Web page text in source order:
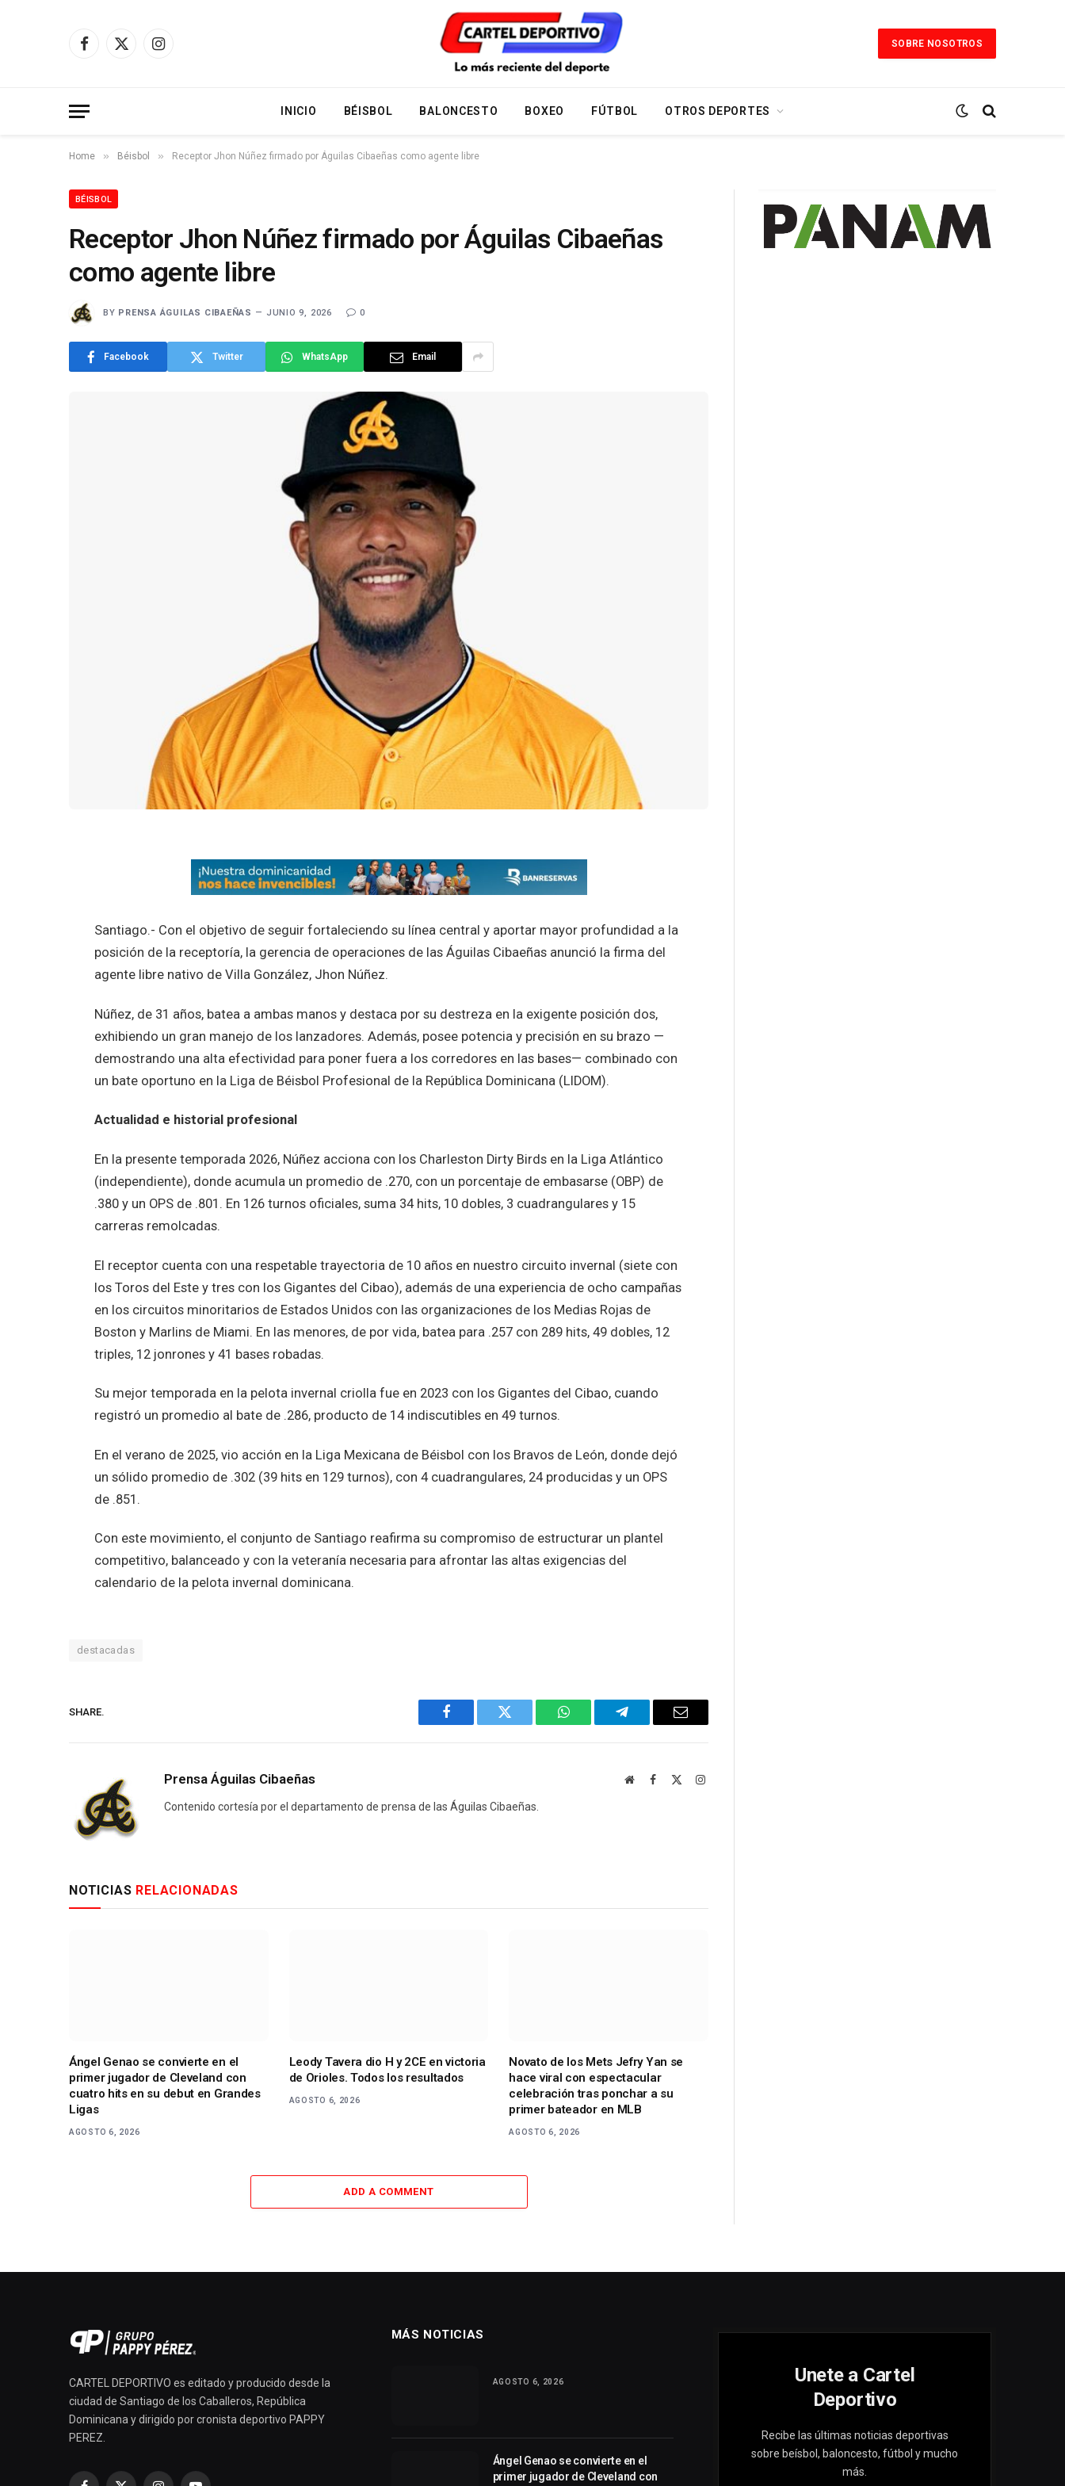
Facebook
X
Instagram
SOBRE NOSOTROS
INICIO BÉISBOL BALONCESTO BOXEO FÚTBOL OTROS DEPORTES
Home » Béisbol » Receptor Jhon Núñez firmado por Águilas Cibaeñas como agente libre
BÉISBOL
Receptor Jhon Núñez firmado por Águilas Cibaeñas
como agente libre
BY PRENSA ÁGUILAS CIBAEÑAS JUNIO 9, 2026 0
Facebook Twitter WhatsApp Email
Santiago.- Con el objetivo de seguir fortaleciendo su línea central y aportar mayor profundidad a la
posición de la receptoría, la gerencia de operaciones de las Águilas Cibaeñas anunció la firma del
agente libre nativo de Villa González, Jhon Núñez.
Núñez, de 31 años, batea a ambas manos y destaca por su destreza en la exigente posición dos,
exhibiendo un gran manejo de los lanzadores. Además, posee potencia y precisión en su brazo —
demostrando una alta efectividad para poner fuera a los corredores en las bases— combinado con
un bate oportuno en la Liga de Béisbol Profesional de la República Dominicana (LIDOM).
Actualidad e historial profesional
En la presente temporada 2026, Núñez acciona con los Charleston Dirty Birds en la Liga Atlántico
(independiente), donde acumula un promedio de .270, con un porcentaje de embasarse (OBP) de
.380 y un OPS de .801. En 126 turnos oficiales, suma 34 hits, 10 dobles, 3 cuadrangulares y 15
carreras remolcadas.
El receptor cuenta con una respetable trayectoria de 10 años en nuestro circuito invernal (siete con
los Toros del Este y tres con los Gigantes del Cibao), además de una experiencia de ocho campañas
en los circuitos minoritarios de Estados Unidos con las organizaciones de los Medias Rojas de
Boston y Marlins de Miami. En las menores, de por vida, batea para .257 con 289 hits, 49 dobles, 12
triples, 12 jonrones y 41 bases robadas.
Su mejor temporada en la pelota invernal criolla fue en 2023 con los Gigantes del Cibao, cuando
registró un promedio al bate de .286, producto de 14 indiscutibles en 49 turnos.
En el verano de 2025, vio acción en la Liga Mexicana de Béisbol con los Bravos de León, donde dejó
un sólido promedio de .302 (39 hits en 129 turnos), con 4 cuadrangulares, 24 producidas y un OPS
de .851.
Con este movimiento, el conjunto de Santiago reafirma su compromiso de estructurar un plantel
competitivo, balanceado y con la veteranía necesaria para afrontar las altas exigencias del
calendario de la pelota invernal dominicana.
destacadas
SHARE.
Facebook Twitter WhatsAppTelegram Email
Prensa Águilas Cibaeñas WebsiteFacebook Instagram
Contenido cortesía por el departamento de prensa de las Águilas Cibaeñas.
NOTICIAS RELACIONADAS
Ángel Genao se convierte en el
primer jugador de Cleveland con
cuatro hits en su debut en Grandes
Ligas
AGOSTO 6, 2026
Leody Tavera dio H y 2CE en victoria
de Orioles. Todos los resultados
AGOSTO 6, 2026
Novato de los Mets Jefry Yan se
hace viral con espectacular
celebración tras ponchar a su
primer bateador en MLB
AGOSTO 6, 2026
ADD A COMMENT
CARTEL DEPORTIVO es editado y producido desde la
ciudad de Santiago de los Caballeros, República
Dominicana y dirigido por cronista deportivo PAPPY
PEREZ.
MÁS NOTICIAS
AGOSTO 6, 2026
Ángel Genao se convierte en el
primer jugador de Cleveland con
Unete a Cartel
Deportivo
Recibe las últimas noticias deportivas
sobre beísbol, baloncesto, fútbol y mucho
más.